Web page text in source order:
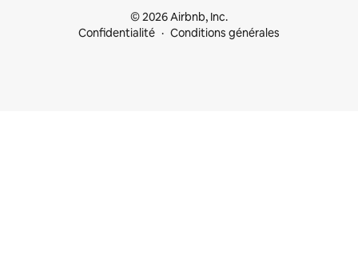
© 2026 Airbnb, Inc.
Confidentialité
Conditions générales